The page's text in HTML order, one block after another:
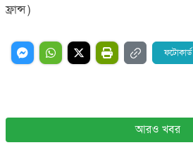
ফ্রান্স )
ফটোকার্ড
আরও খবর